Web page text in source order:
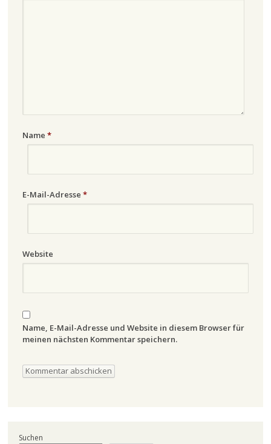
Name *
E-Mail-Adresse *
Website
Name, E-Mail-Adresse und Website in diesem Browser für
meinen nächsten Kommentar speichern.
Suchen